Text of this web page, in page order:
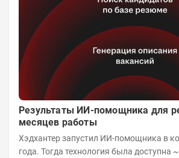
Результаты ИИ-помощника для
месяцев работы
Хэдхантер запустил ИИ-помощника в конце ноября 2025
года. Тогда технология была доступна